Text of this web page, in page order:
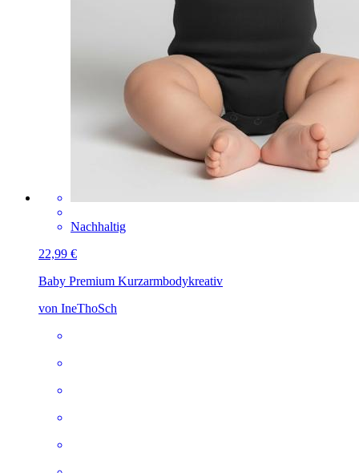
Nachhaltig
22,99 €
Baby Premium Kurzarmbodykreativ
von IneThoSch